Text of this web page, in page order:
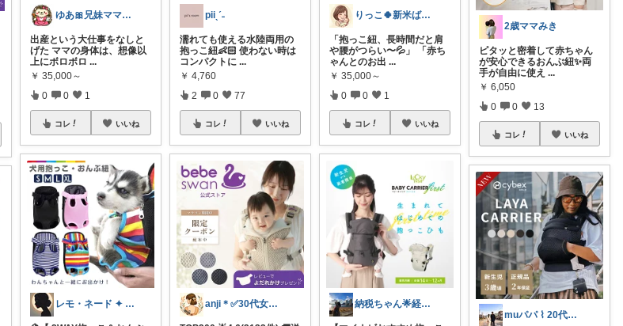
ゆあ🎀兄妹ママの育児と暮らし
出産という大仕事をなしと
げた ママの身体は、想像以
上にボロボロ ...
￥ 35,000～
0 0 1
コレ いいね
レモ・ネード ✦ セレクト 🍋
piiˎˊ˗
濡れても使える水陸両用の
抱っこ紐👶🏻 使わない時は
コンパクトに ...
￥ 4,760
2 0 77
コレ いいね
anji＊✅30代女性売上ランキング🏆
りっこ🍀新米ばぁばの子育て応援隊
「抱っこ紐、長時間だと肩
や腰がつらい〜💦」 「赤ち
ゃんとのお出 ...
￥ 35,000～
0 0 1
コレ いいね
納税ちゃん🌟経由購入★
2歳ママみき
ピタッと密着して赤ちゃん
が安心できるおんぶ紐✨両
手が自由に使え ...
￥ 6,050
0 0 13
コレ いいね
muパパ ⌇ 20代パパの子育て